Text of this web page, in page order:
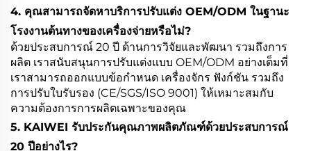
4. คุณสามารถจัดหาบริการปรับแต่ง OEM/ODM ในฐานะ
โรงงานต้นทางของเครื่องจ่ายหรือไม่?
ด้วยประสบการณ์ 20 ปี ด้านการวิจัยและพัฒนา รวมถึงการ
ผลิต เราสนับสนุนการปรับแต่งแบบ OEM/ODM อย่างเต็มที่
เราสามารถออกแบบข้อกำหนด เครื่องจักร ฟังก์ชัน รวมถึง
การปรับใบรับรอง (CE/SGS/ISO 9001) ให้เหมาะสมกับ
ความต้องการการผลิตเฉพาะของคุณ
5. KAIWEI รับประกันคุณภาพผลิตภัณฑ์ด้วยประสบการณ์
20 ปีอย่างไร?